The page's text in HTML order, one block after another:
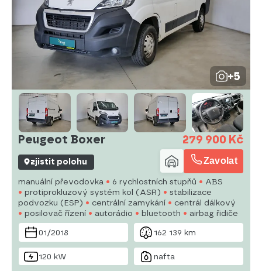
+5
Peugeot Boxer 279 900 Kč
zjistit polohu Zavolat
manuální převodovka 6 rychlostních stupňů
ABS
protiprokluzový systém kol (ASR)
stabilizace
podvozku (ESP)
centrální zamykání
centrál dálkový
posilovač řízení
autorádio bluetooth airbag řidiče
01/2018 162 139 km
120 kW nafta